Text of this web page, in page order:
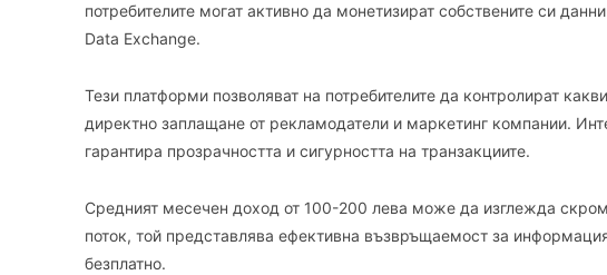
потребителите могат активно да монетизират собствените си
Data Exchange.
Тези платформи позволяват на потребителите да контролират
директно заплащане от рекламодатели и маркетинг компании.
гарантира прозрачността и сигурността на транзакциите.
Средният месечен доход от 100-200 лева може да изглежда
поток, той представлява ефективна възвръщаемост за
безплатно.